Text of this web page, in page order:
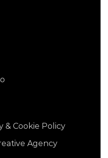
& Cookie Policy
Agency